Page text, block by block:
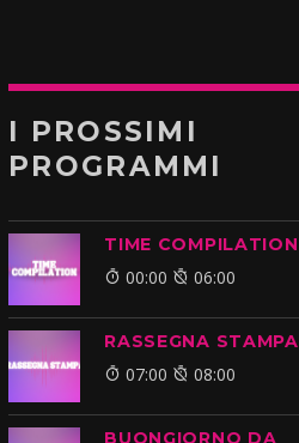
I PROSSIMI
PROGRAMMI
TIME COMPILATION
00:00 06:00
RASSEGNA STAMPA
07:00 08:00
BUONGIORNO DA